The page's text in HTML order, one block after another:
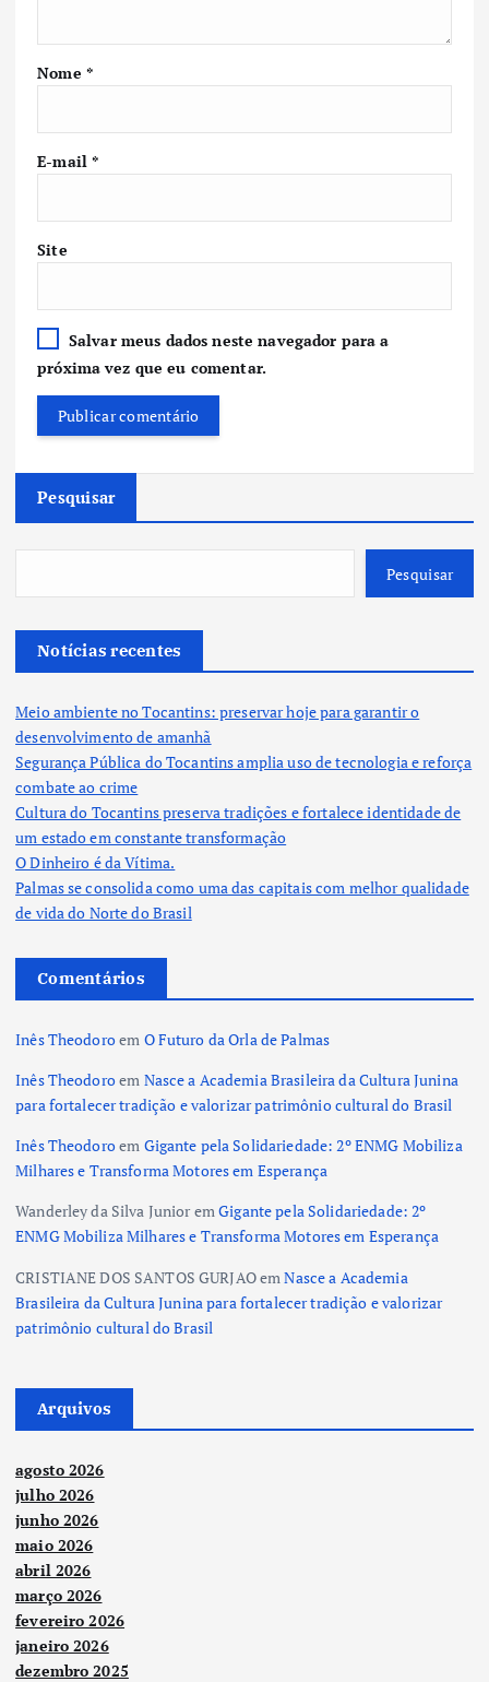
Nome *
E-mail*
Site
Salvar meus dados neste navegador para a
próxima vez que eu comentar.
Pesquisar
Pesquisar
Notícias recentes
Meio ambiente no Tocantins: preservar hoje para garantir o
desenvolvimento de amanhã
Segurança Pública do Tocantins amplia uso de tecnologia e reforça
combate ao crime
Cultura do Tocantins preserva tradições e fortalece identidade de
um estado em constante transformação
O Dinheiro é da Vítima.
Palmas se consolida como uma das capitais com melhor qualidade
de vida do Norte do Brasil
Comentários
Inês Theodoroem O Futuro da Orla de Palmas
Inês Theodoroem Nasce a Academia Brasileira da Cultura Junina
para fortalecer tradição e valorizar patrimônio cultural do Brasil
Inês Theodoroem Gigante pela Solidariedade: 2º ENMG Mobiliza
Milhares e Transforma Motores em Esperança
Wanderley da Silva JunioremGigante pela Solidariedade: 2º
ENMG Mobiliza Milhares e Transforma Motores em Esperança
CRISTIANE DOS SANTOS GURJAOemNasce a Academia
Brasileira da Cultura Junina para fortalecer tradição e valorizar
patrimônio cultural do Brasil
Arquivos
agosto 2026
julho 2026
junho 2026
maio 2026
abril 2026
março 2026
fevereiro 2026
janeiro 2026
dezembro 2025